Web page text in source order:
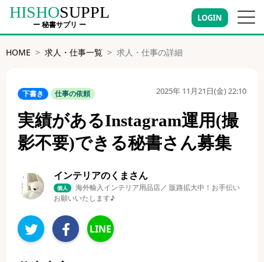
HISHOSUPPL
ー 秘書サプリ ー
LOGIN
HOME 求人・仕事一覧 求人・仕事の詳細
下書き 仕事の依頼 2025年 11月21日(金) 22:10
実績があるInstagram運用(撮
影不要)できる秘書さん募集
インテリアのくまさん
個人
海外輸入インテリア用品店／ 販路拡大中！お手伝い
お願いいたします♪
LINE